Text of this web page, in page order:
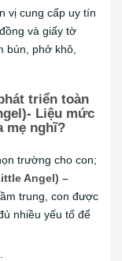
vị cung cấp uy tín
và giấy tờ
bún, phở khô,
triển toàn
Liệu mức
mẹ nghĩ?
trường cho con;
Angel) –
trung, con được
nhiều yếu tố để